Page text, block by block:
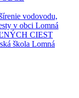
vodovodu,
v obci Lomná
CIEST
škola Lomná